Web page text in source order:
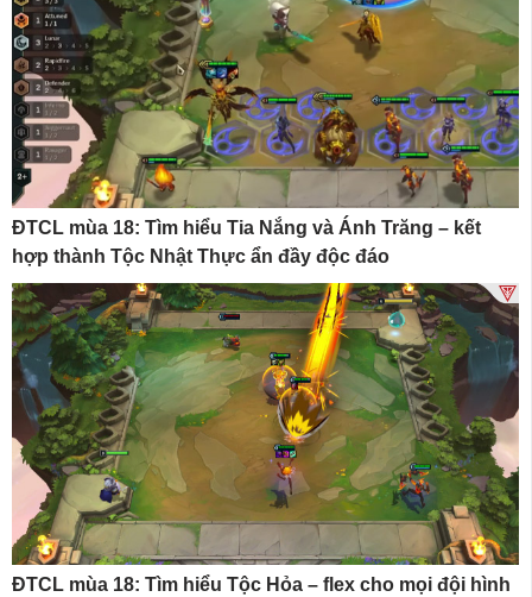
ĐTCL mùa 18: Tìm hiểu Tia Nắng và Ánh Trăng – kết
hợp thành Tộc Nhật Thực ẩn đầy độc đáo
ĐTCL mùa 18: Tìm hiểu Tộc Hỏa – flex cho mọi đội hình